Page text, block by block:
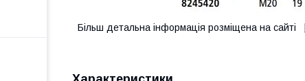
Більш детальна інформація розміщена на сайті